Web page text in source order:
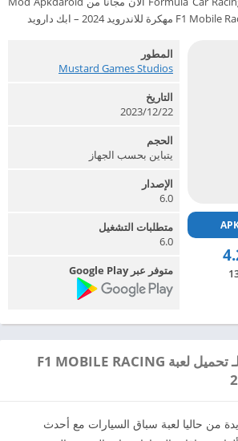
المطور
Mustard Games Studios‏
التاريخ
2023/12/22
الحجم
يتباين بحسب الجهاز
الإصدار
6.0
متطلبات التشغيل
6.0
متوفر عبر Google Play
التفاصيل والمراجعة لـ تحميل لعبة F1 MOBILE RACING
من حاليا لعبة سباق السيارات مع أحدث